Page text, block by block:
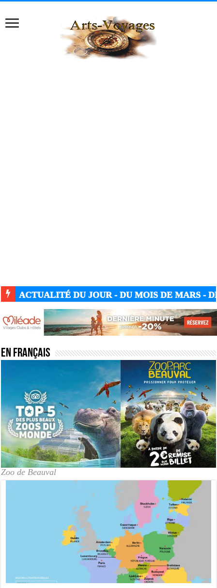
ACTUALITÉ DU JOUR - DU MOIS DE MARS -
En français
Zoo de Beauval